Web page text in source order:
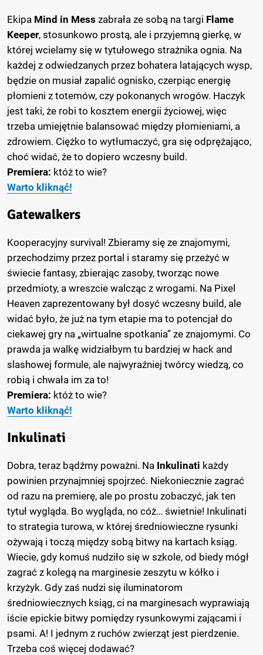
Ekipa Mind in Mess zabrała ze sobą na targi Flame
Keeper, stosunkowo prostą, ale i przyjemną gierkę, w
której wcielamy się w tytułowego strażnika ognia. Na
każdej z odwiedzanych przez bohatera latających wysp,
będzie on musiał zapalić ognisko, czerpiąc energię
płomieni z totemów, czy pokonanych wrogów. Haczyk
jest taki, że robi to kosztem energii życiowej, więc
trzeba umiejętnie balansować między płomieniami, a
zdrowiem. Ciężko to wytłumaczyć, gra się odprężająco,
choć widać, że to dopiero wczesny build.
Premiera: któż to wie?
Warto kliknąć!
Gatewalkers
Kooperacyjny survival! Zbieramy się ze znajomymi,
przechodzimy przez portal i staramy się przeżyć w
świecie fantasy, zbierając zasoby, tworząc nowe
przedmioty, a wreszcie walcząc z wrogami. Na Pixel
Heaven zaprezentowany był dosyć wczesny build, ale
widać było, że już na tym etapie ma to potencjał do
ciekawej gry na „wirtualne spotkania” ze znajomymi. Co
prawda ja walkę widziałbym tu bardziej w hack and
slashowej formule, ale najwyraźniej twórcy wiedzą, co
robią i chwała im za to!
Premiera: któż to wie?
Warto kliknąć!
Inkulinati
Dobra, teraz bądźmy poważni. Na Inkulinati każdy
powinien przynajmniej spojrzeć. Niekoniecznie zagrać
od razu na premierę, ale po prostu zobaczyć, jak ten
tytuł wygląda. Bo wygląda, no cóż… świetnie! Inkulinati
to strategia turowa, w której średniowieczne rysunki
ożywają i toczą między sobą bitwy na kartach ksiąg.
Wiecie, gdy komuś nudziło się w szkole, od biedy mógł
zagrać z kolegą na marginesie zeszytu w kółko i
krzyżyk. Gdy zaś nudzi się iluminatorom
średniowiecznych ksiąg, ci na marginesach wyprawiają
iście epickie bitwy pomiędzy rysunkowymi zającami i
psami. A! I jednym z ruchów zwierząt jest pierdzenie.
Trzeba coś więcej dodawać?